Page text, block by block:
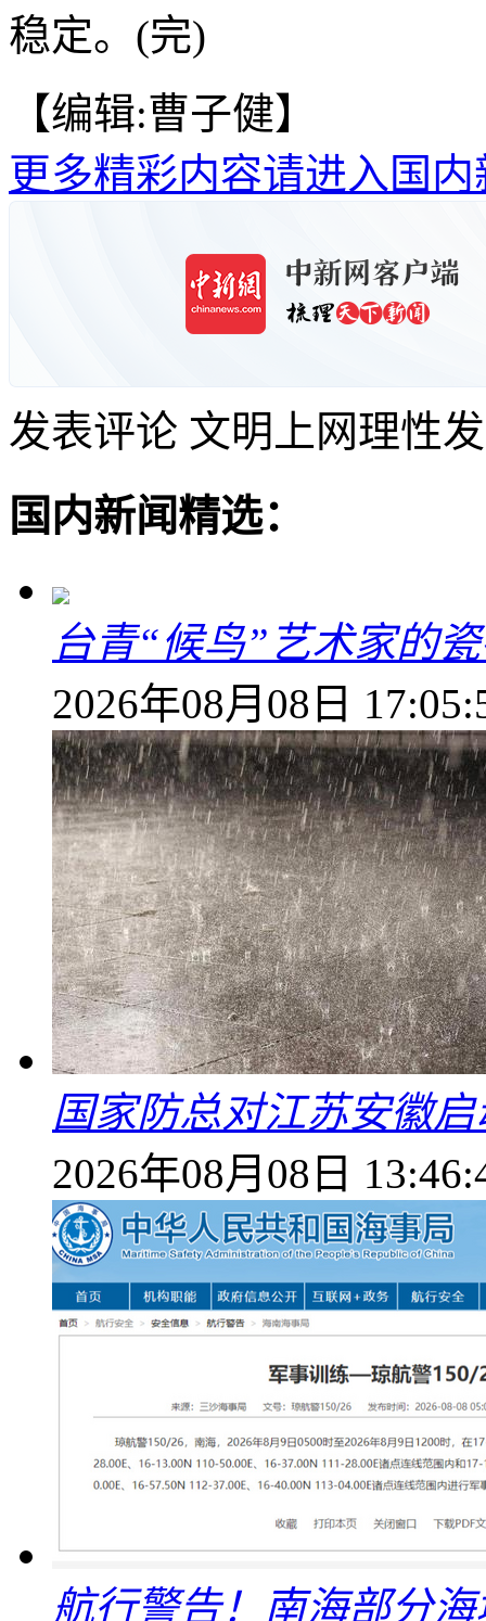
稳定。(完)
【编辑:曹子健】
更多精彩内容请进入国内
发表评论 文明上网理性
国内新闻精选：
台青“候鸟”艺术家的
2026年08月08日
国家防总对江苏安徽
2026年08月08日
航行警告！南海部分